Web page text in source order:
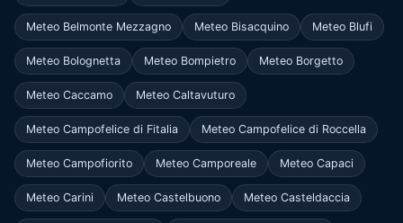
Meteo Belmonte Mezzagno Meteo Bisacquino Meteo Blufi
Meteo Bolognetta Meteo Bompietro Meteo Borgetto
Meteo Caccamo Meteo Caltavuturo
Meteo Campofelice di Fitalia Meteo Campofelice di Roccella
Meteo Campofiorito Meteo Camporeale Meteo Capaci
Meteo Carini Meteo Castelbuono Meteo Casteldaccia